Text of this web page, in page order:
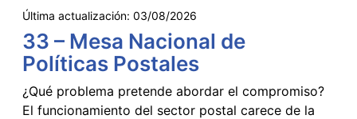
Última actualización: 03/08/2026
33 – Mesa Nacional de
Políticas Postales
¿Qué problema pretende abordar el compromiso?
El funcionamiento del sector postal carece de la